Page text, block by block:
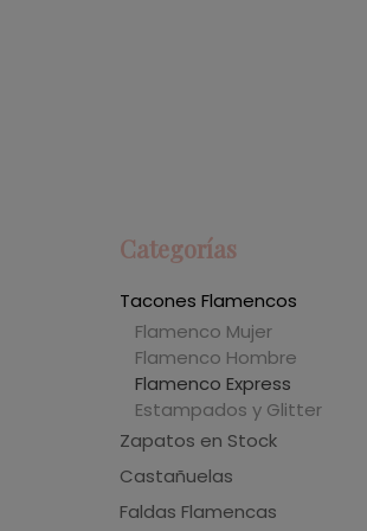
Categorías
Tacones Flamencos
Flamenco Mujer
Flamenco Hombre
Flamenco Express
Estampados y Glitter
Zapatos en Stock
Castañuelas
Faldas Flamencas